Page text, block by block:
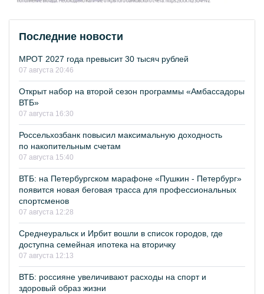
Последние новости
МРОТ 2027 года превысит 30 тысяч рублей
07 августа 20:46
Открыт набор на второй сезон программы «Амбассадоры
ВТБ»
07 августа 16:30
Россельхозбанк повысил максимальную доходность
по накопительным счетам
07 августа 15:40
ВТБ: на Петербургском марафоне «Пушкин - Петербург»
появится новая беговая трасса для профессиональных
спортсменов
07 августа 12:28
Среднеуральск и Ирбит вошли в список городов, где
доступна семейная ипотека на вторичку
07 августа 12:13
ВТБ: россияне увеличивают расходы на спорт и
здоровый образ жизни